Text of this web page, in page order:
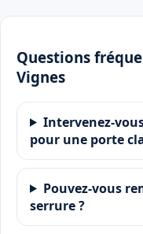
Questions
Vignes
Intervenez-
pour une porte
Pouvez-vous
serrure ?